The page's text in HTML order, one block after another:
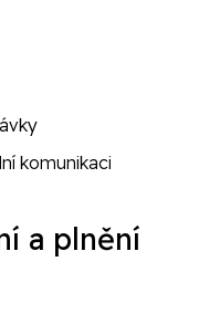
komunikaci
a plnění